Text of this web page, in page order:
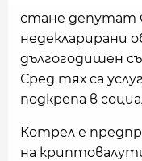
стане депутат
недекларирани
дългогодишен
Сред тях са
подкрепа в
Котрел е
на